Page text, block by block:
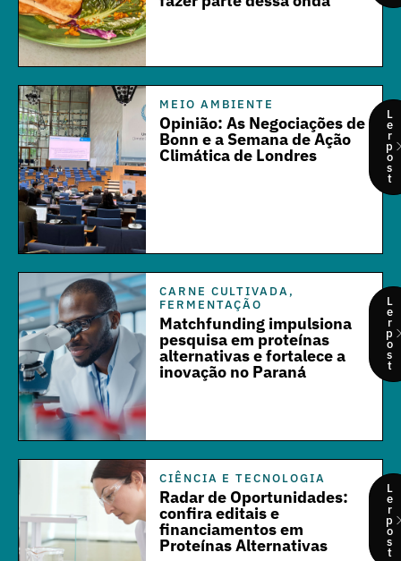
MEIO AMBIENTE
Opinião: As Negociações de
Bonn e a Semana de Ação
Climática de Londres
L
e
r
p
o
s
t
CARNE CULTIVADA,
FERMENTAÇÃO
Matchfunding impulsiona
pesquisa em proteínas
alternativas e fortalece a
inovação no Paraná
L
e
r
p
o
s
t
CIÊNCIA E TECNOLOGIA
Radar de Oportunidades:
confira editais e
financiamentos em
Proteínas Alternativas
L
e
r
p
o
s
t